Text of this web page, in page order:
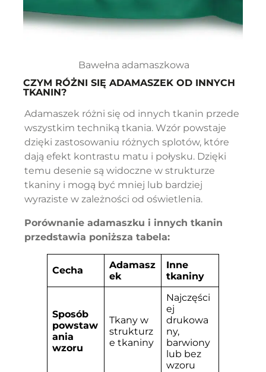
Bawełna adamaszkowa
CZYM RÓŻNI SIĘ ADAMASZEK OD INNYCH
TKANIN?
Adamaszek różni się od innych tkanin przede
wszystkim techniką tkania. Wzór powstaje
dzięki zastosowaniu różnych splotów, które
dają efekt kontrastu matu i połysku. Dzięki
temu desenie są widoczne w strukturze
tkaniny i mogą być mniej lub bardziej
wyraziste w zależności od oświetlenia.
Porównanie adamaszku i innych tkanin
przedstawia poniższa tabela:
Cecha
Adamasz
ek
Inne
tkaniny
Sposób
powstaw
ania
wzoru
Tkany w
strukturz
e tkaniny
Najczęści
ej
drukowa
ny,
barwiony
lub bez
wzoru